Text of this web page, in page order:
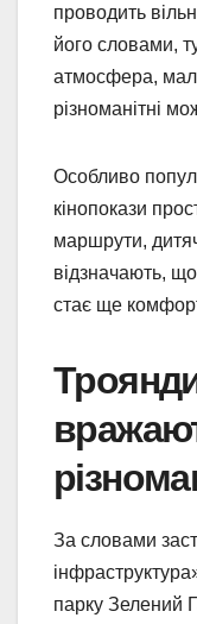
проводить
його словами,
атмосфера,
різноманітні
Особливо
кінопокази
маршрути,
відзначають,
стає ще
За словами
парку Зелений